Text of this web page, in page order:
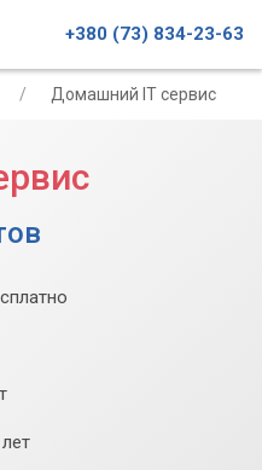
+380 (73) 834-23-63
Домашний IT сервис